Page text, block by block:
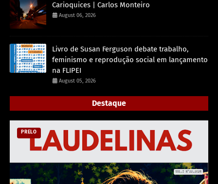
Carioquices | Carlos Monteiro
August 06, 2026
Livro de Susan Ferguson debate trabalho,
feminismo e reprodução social em lançamento
na FLIPEI
August 05, 2026
Destaque
PRELO